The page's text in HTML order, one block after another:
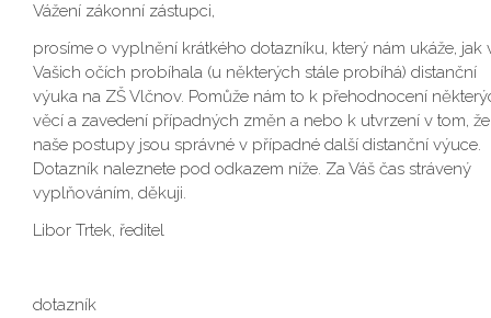
Vážení zákonní zástupci,
prosíme o vyplnění krátkého dotazníku, který nám ukáže, jak
Vašich očích probíhala (u některých stále probíhá) distanční
výuka na ZŠ Vlčnov. Pomůže nám to k přehodnocení
věcí a zavedení případných změn a nebo k utvrzení v tom, že
naše postupy jsou správné v případné další distanční výuce.
Dotazník naleznete pod odkazem níže. Za Váš čas strávený
vyplňováním, děkuji.
Libor Trtek, ředitel
dotazník